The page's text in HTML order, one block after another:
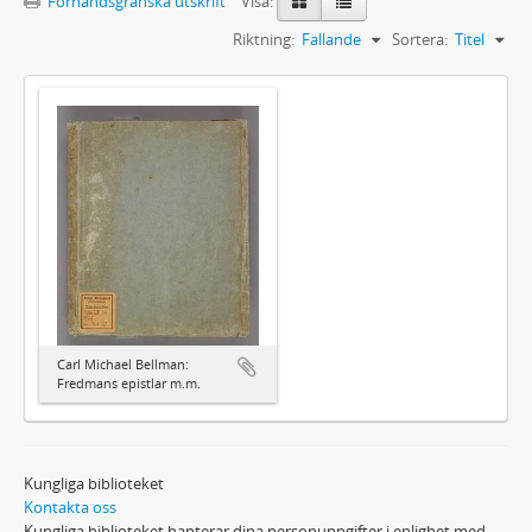
Sortera: Titel
Riktning: Fallande
Carl Michael Bellman:
Fredmans epistlar m.m.
Kungliga biblioteket
Kontakta oss